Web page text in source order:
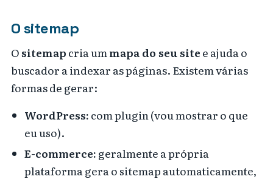
O sitemap
Ositemapcria ummapa do seu sitee ajuda o
buscador a indexar as páginas. Existem várias
formas de gerar:
WordPress: com plugin (vou mostrar o que
eu uso).
E-commerce: geralmente a própria
plataforma gera o sitemap automaticamente,